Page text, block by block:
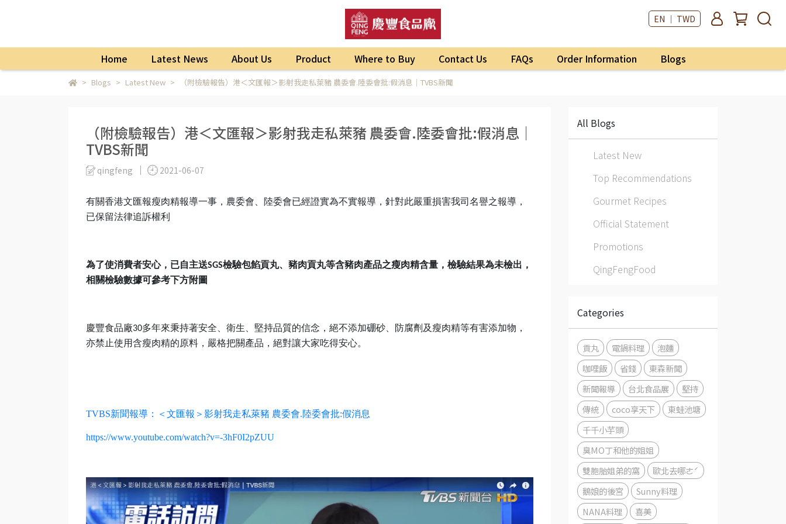
EN ｜ TWD
Home Latest News About Us Product Where to Buy Contact Us FAQs Order Information Blogs
Blogs Latest New （附檢驗報告）港＜文匯報＞影射我走私萊豬 農委會.陸委會批:假消息｜TVBS新聞
（附檢驗報告）港＜文匯報＞影射我走私萊豬 農委會.陸委會批:假消息｜
TVBS新聞
qingfeng 2021-06-07
有關香港文匯報瘦肉精報導一事，農委會、陸委會已經證實為不實報導，針對此嚴重損害我司名譽之報導，
已保留法律追訴權利
為了使消費者安心，已自主送SGS檢驗包餡貢丸、豬肉貢丸等含豬肉產品之瘦肉精含量，檢驗結果為未檢出，
相關檢驗數據可參考下方附圖
慶豐食品廠30多年來秉持著安全、衛生、堅持品質的信念，絕不添加硼砂、防腐劑及瘦肉精等有害添加物，
亦禁止使用含瘦肉精的原料，嚴格把關產品，絕對讓大家吃得安心。
TVBS新聞報導：＜文匯報＞影射我走私萊豬 農委會.陸委會批:假消息
https://www.youtube.com/watch?v=-3hF0I2pZUU
All Blogs
Latest New
Top Recommendations
Gourmet Recipes
Official Statement
Promotions
QingFengFood
Categories
貢丸 電鍋料理
泡麵
咖哩飯
省錢
東森新聞
新聞報導
台北食品展
堅持
傳統
coco享天下
東蛙池塘
千千小芋頭
臭MO丁和他的姐姐
雙胞胎姐弟的窩
歐北去哪ㄜˊ
鵝娘的後宮
Sunny料理
NANA料理
喜美